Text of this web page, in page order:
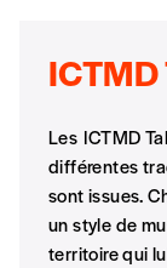
avoir reçu
n’est pas
volonté
Les ICTMD
différentes
sont issues.
un style de
territoire qui